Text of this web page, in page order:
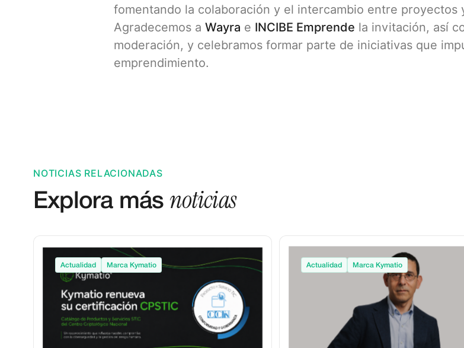
fomentando la colaboración y el intercambio entre proyectos
Agradecemos a Wayra e INCIBE Emprende la invitación, así
moderación, y celebramos formar parte de iniciativas que
emprendimiento.
NOTICIAS RELACIONADAS
Explora másnoticias
Actualidad Marca Kymatio Actualidad Marca Kymatio